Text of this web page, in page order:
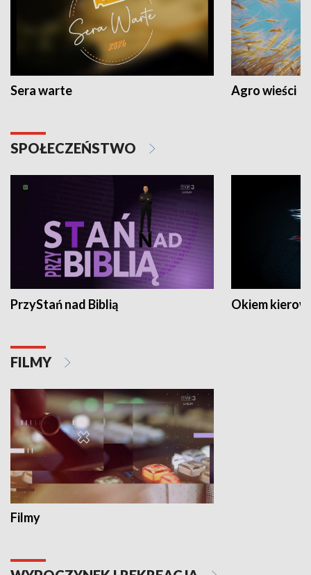
Sera warte Agro wieści
SPOŁECZEŃSTWO
PrzyStań nad Biblią Okiem
FILMY
Filmy